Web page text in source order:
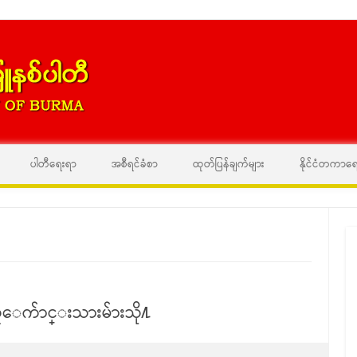
ပါတီရေးရာ အစီရင်ခံစာ ထုတ်ပြန်ချက်များ နိုင်ငံတကာရေ
က်ာင္းသားမ်ားသို႔